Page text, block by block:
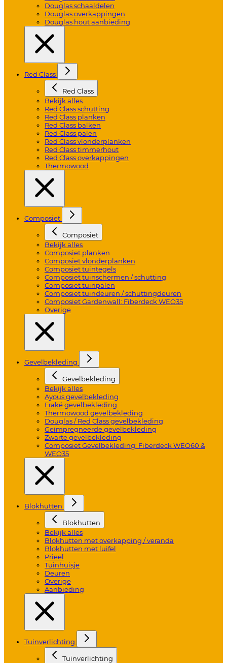
Douglas schaaldelen
Douglas overkappingen
Douglas hout aanbieding
Red Class
Red Class
Bekijk alles
Red Class schutting
Red Class planken
Red Class balken
Red Class palen
Red Class vlonderplanken
Red Class timmerhout
Red Class overkappingen
Thermowood
Composiet
Composiet
Bekijk alles
Composiet planken
Composiet vlonderplanken
Composiet tuintegels
Composiet tuinschermen / schutting
Composiet tuinpalen
Composiet tuindeuren / schuttingdeuren
Composiet Gardenwall: Fiberdeck WEO35
Overige
Gevelbekleding
Gevelbekleding
Bekijk alles
Ayous gevelbekleding
Fraké gevelbekleding
Thermowood gevelbekleding
Douglas / Red Class gevelbekleding
Geïmpregneerde gevelbekleding
Zwarte gevelbekleding
Composiet Gevelbekleding: Fiberdeck WEO60 &
WEO35
Blokhutten
Blokhutten
Bekijk alles
Blokhutten met overkapping / veranda
Blokhutten met luifel
Prieel
Tuinhuisje
Deuren
Overige
Aanbieding
Tuinverlichting
Tuinverlichting